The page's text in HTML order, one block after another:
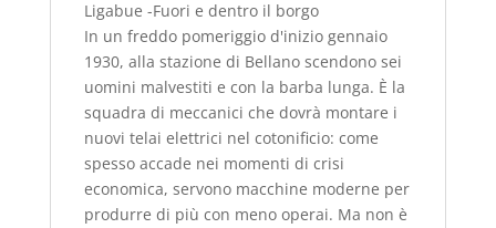
Ligabue -Fuori e dentro il borgo
In un freddo pomeriggio d'inizio gennaio
1930, alla stazione di Bellano scendono sei
uomini malvestiti e con la barba lunga. È la
squadra di meccanici che dovrà montare i
nuovi telai elettrici nel cotonificio: come
spesso accade nei momenti di crisi
economica, servono macchine moderne per
produrre di più con meno operai. Ma non è